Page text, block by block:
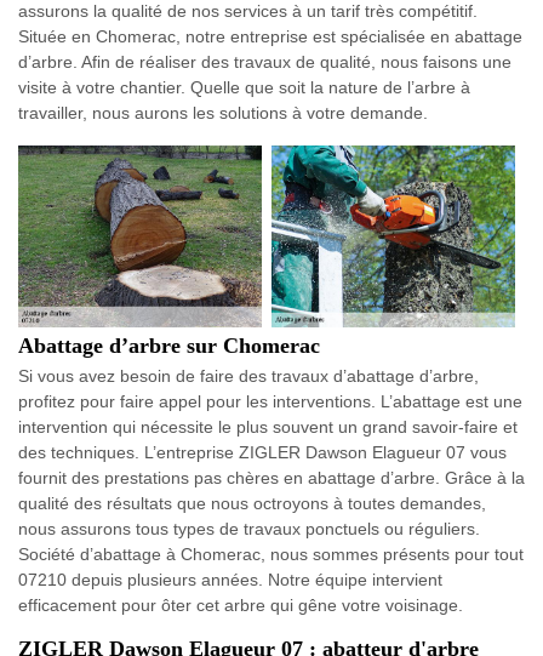
assurons la qualité de nos services à un tarif très compétitif.
Située en Chomerac, notre entreprise est spécialisée en abattage
d’arbre. Afin de réaliser des travaux de qualité, nous faisons une
visite à votre chantier. Quelle que soit la nature de l’arbre à
travailler, nous aurons les solutions à votre demande.
Abattage d’arbre sur Chomerac
Si vous avez besoin de faire des travaux d’abattage d’arbre,
profitez pour faire appel pour les interventions. L’abattage est une
intervention qui nécessite le plus souvent un grand savoir-faire et
des techniques. L’entreprise ZIGLER Dawson Elagueur 07 vous
fournit des prestations pas chères en abattage d’arbre. Grâce à la
qualité des résultats que nous octroyons à toutes demandes,
nous assurons tous types de travaux ponctuels ou réguliers.
Société d’abattage à Chomerac, nous sommes présents pour tout
07210 depuis plusieurs années. Notre équipe intervient
efficacement pour ôter cet arbre qui gêne votre voisinage.
ZIGLER Dawson Elagueur 07 : abatteur d'arbre